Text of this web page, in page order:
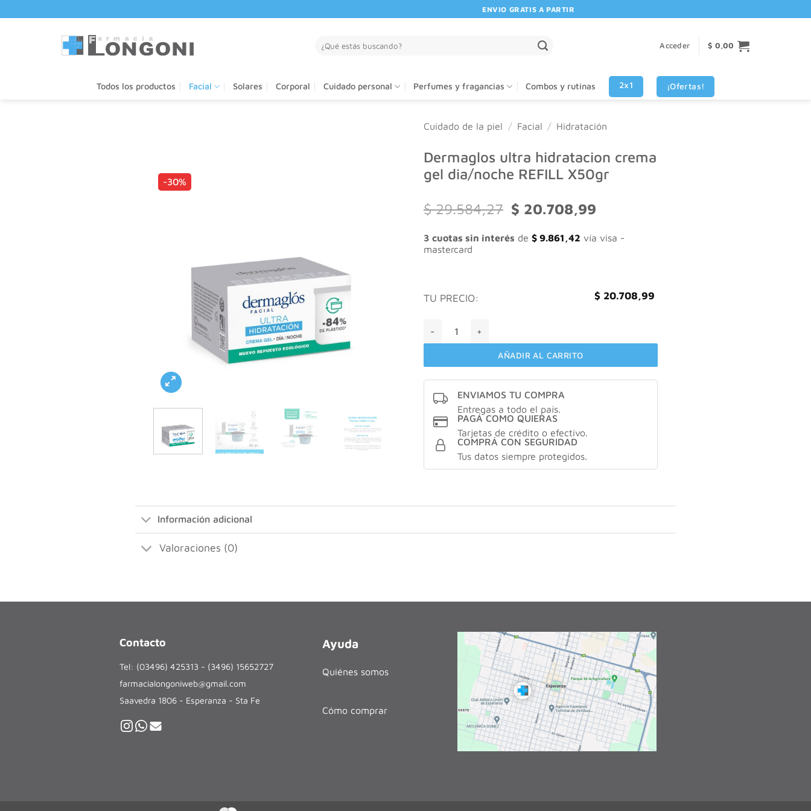
al
ENVIO GRATIS A PARTIR DE $80.000! 🚚 | 💳 3 CUOTAS SIN INTERES VISA - MASTERCARD
por:
Acceder $ 0,00
Todos los productos Facial Solares Corporal Cuidado personal Perfumes y fragancias Combos y rutinas 2x1 ¡Ofertas!
-30%
Cuidado de la piel / Facial / Hidratación
Dermaglos ultra hidratacion crema
gel dia/noche REFILL X50gr
$29.584,27 El
precio
original
era:
$ 20.708,99
actual
es:
3 cuotas sin interés de $ 9.861,42 vía visa -
mastercard
TU PRECIO: $ 20.708,99
AÑADIR AL CARRITO
ENVIAMOS TU COMPRA
Entregas a todo el país.
PAGÁ COMO QUIERAS
Tarjetas de crédito o efectivo.
COMPRÁ CON SEGURIDAD
Tus datos siempre protegidos.
Información adicional
Valoraciones (0)
Contacto
Tel: (03496) 425313 - (3496) 15652727
farmacialongoniweb@gmail.com
Saavedra 1806 - Esperanza - Sta Fe
Ayuda
Quiénes somos
Cómo comprar